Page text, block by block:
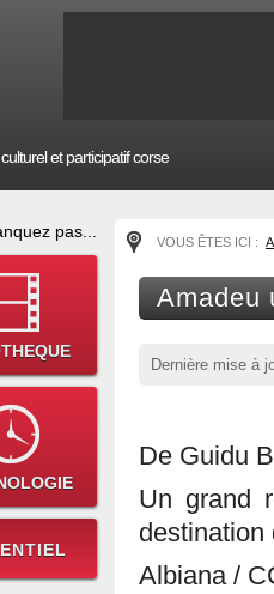
et participatif corse
pas...
VOUS ÊTES ICI :
Amadeu
Dernière mise à
De Guidu
Un grand
destination
Albiana /